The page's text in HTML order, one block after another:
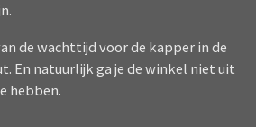
de wachttijd voor de kapper in de
En natuurlijk ga je de winkel niet uit
hebben.